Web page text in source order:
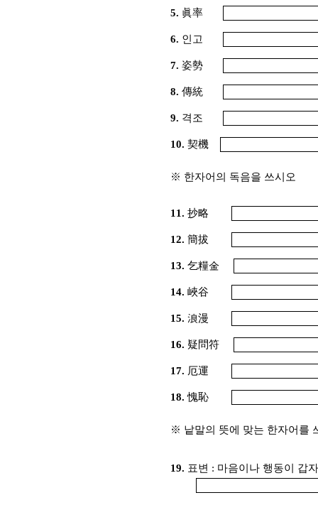
5. 眞率
6. 인고
7. 姿勢
8. 傳統
9. 격조
10. 契機
※ 한자어의 독음을 쓰시오
11. 抄略
12. 簡拔
13. 乞糧金
14. 峽谷
15. 浪漫
16. 疑問符
17. 厄運
18.愧恥
※ 낱말의 뜻에 맞는 한자어를
19. 표변 : 마음이나 행동이 갑